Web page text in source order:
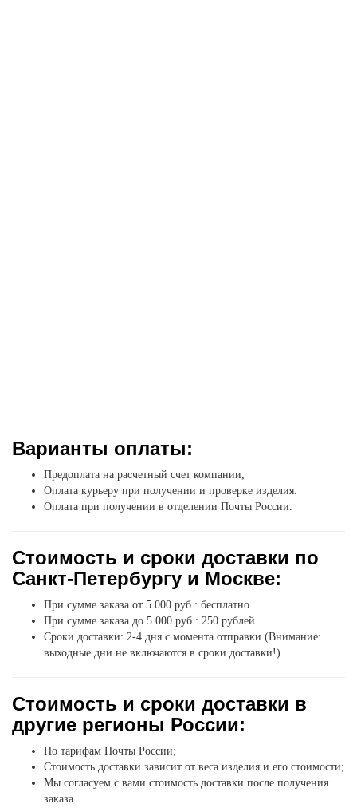
Варианты оплаты:
Предоплата на расчетный счет компании;
Оплата курьеру при получении и проверке изделия.
Оплата при получении в отделении Почты России.
Стоимость и сроки доставки по
Санкт-Петербургу и Москве:
При сумме заказа от 5 000 руб.: бесплатно.
При сумме заказа до 5 000 руб.: 250 рублей.
Сроки доставки: 2-4 дня с момента отправки (Внимание:
выходные дни не включаются в сроки доставки!).
Стоимость и сроки доставки в
другие регионы России:
По тарифам Почты России;
Стоимость доставки зависит от веса изделия и его стоимости;
Мы согласуем с вами стоимость доставки после получения
заказа.